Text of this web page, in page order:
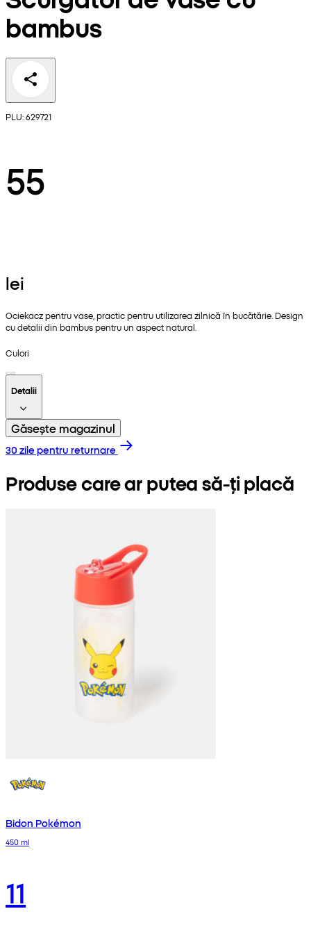
bambus
PLU: 629721
55
lei
Ociekacz pentru vase, practic pentru utilizarea zilnică în bucătărie. Design
cu detalii din bambus pentru un aspect natural.
Culori
Detalii
Găsește magazinul
30 zile pentru returnare
Produse care ar putea să-ți placă
Bidon Pokémon
450 ml
11